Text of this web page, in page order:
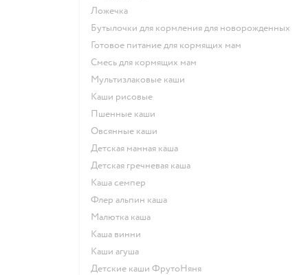
ложечка
бутылочки для кормления для новорожденных
готовое питание для кормящих мам
смесь для кормящих мам
Мультизлаковые каши
Каши рисовые
Пшенные каши
овсянные каши
детская манная каша
детская гречневая каша
каша семпер
флер альпин каша
малютка каша
каша винни
каши агуша
Детские каши ФрутоНяня